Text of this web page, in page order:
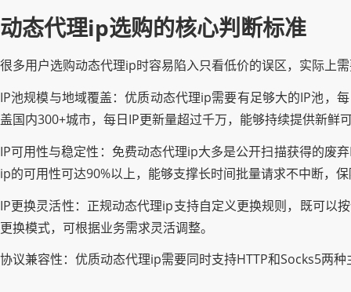
动态代理ip选购的核心判断标准
很多用户选购动态代理ip时容易陷入只看低价的误区，实际上
IP池规模与地域覆盖：优质动态代理ip需要有足够大的IP池，
盖国内300+城市，每日IP更新量超过千万，能够持续提供新鲜
IP可用性与稳定性：免费动态代理ip大多是公开扫描获得的废
ip的可用性可达90%以上，能够支撑长时间批量请求不中断，
IP更换灵活性：正规动态代理ip支持自定义更换规则，既可以
更换模式，可根据业务需求灵活调整。
协议兼容性：优质动态代理ip需要同时支持HTTP和Socks5两